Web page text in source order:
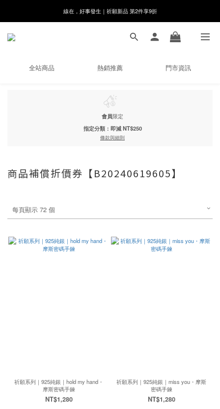
8月月初限定｜指定分類滿件88折！
8月月初限定｜指定分類滿件88折！
全站商品 熱銷推薦 門市資訊
會員限定
指定分類：即減 NT$250
條款與細則
商品補償折價券【B20240619605】
每頁顯示 72 個
祈願系列｜925純銀｜hold my hand・
摩斯密碼手鍊
NT$1,280
祈願系列｜925純銀｜miss you・摩斯
密碼手鍊
NT$1,280